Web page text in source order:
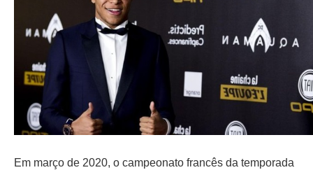
Em março de 2020, o campeonato francês da temporada